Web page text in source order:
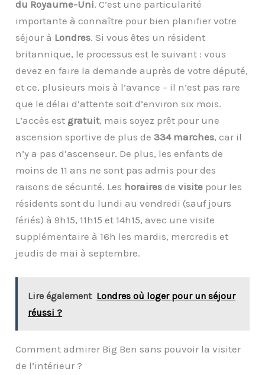
du Royaume-Uni. C’est une particularité
importante à connaître pour bien planifier votre
séjour à Londres. Si vous êtes un résident
britannique, le processus est le suivant : vous
devez en faire la demande auprès de votre député,
et ce, plusieurs mois à l’avance – il n’est pas rare
que le délai d’attente soit d’environ six mois.
L’accès est gratuit, mais soyez prêt pour une
ascension sportive de plus de334 marches, car il
n’y a pas d’ascenseur. De plus, les enfants de
moins de 11 ans ne sont pas admis pour des
raisons de sécurité. Les horaires devisite pour les
résidents sont du lundi au vendredi (sauf jours
fériés) à 9h15, 11h15 et 14h15, avec une visite
supplémentaire à 16h les mardis, mercredis et
jeudis de mai à septembre.
Lire également Londres où loger pour un séjour
réussi ?
Comment admirer Big Ben sans pouvoir la visiter
de l’intérieur ?